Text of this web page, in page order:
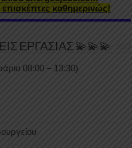
επισκέπτες καθημερινώς!
ΕΡΓΑΣΙΑΣ 💫💫💫
08:00 – 13:30)